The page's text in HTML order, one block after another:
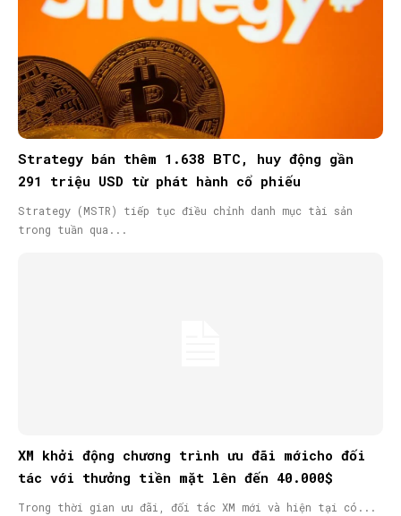
Strategy bán thêm 1.638 BTC, huy động gần
291 triệu USD từ phát hành cổ phiếu
Strategy (MSTR) tiếp tục điều chỉnh danh mục tài sản
trong tuần qua...
XM khởi động chương trình ưu đãi mớicho đối
tác với thưởng tiền mặt lên đến 40.000$
Trong thời gian ưu đãi, đối tác XM mới và hiện tại có...